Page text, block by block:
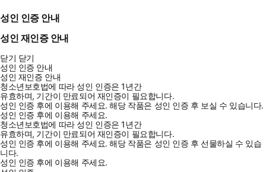
성인 인증 안내
성인 재인증 안내
닫기 닫기
성인 인증 안내
성인 재인증 안내
청소년보호법에 따라 성인 인증은 1년간
유효하며, 기간이 만료되어 재인증이 필요합니다.
성인 인증 후에 이용해 주세요.해당 작품은 성인 인증 후 보실 수 있습니다.
성인 인증 후에 이용해 주세요.
청소년보호법에 따라 성인 인증은 1년간
유효하며, 기간이 만료되어 재인증이 필요합니다.
성인 인증 후에 이용해 주세요.해당 작품은 성인 인증 후 선물하실 수 있습
니다.
성인 인증 후에 이용해 주세요.